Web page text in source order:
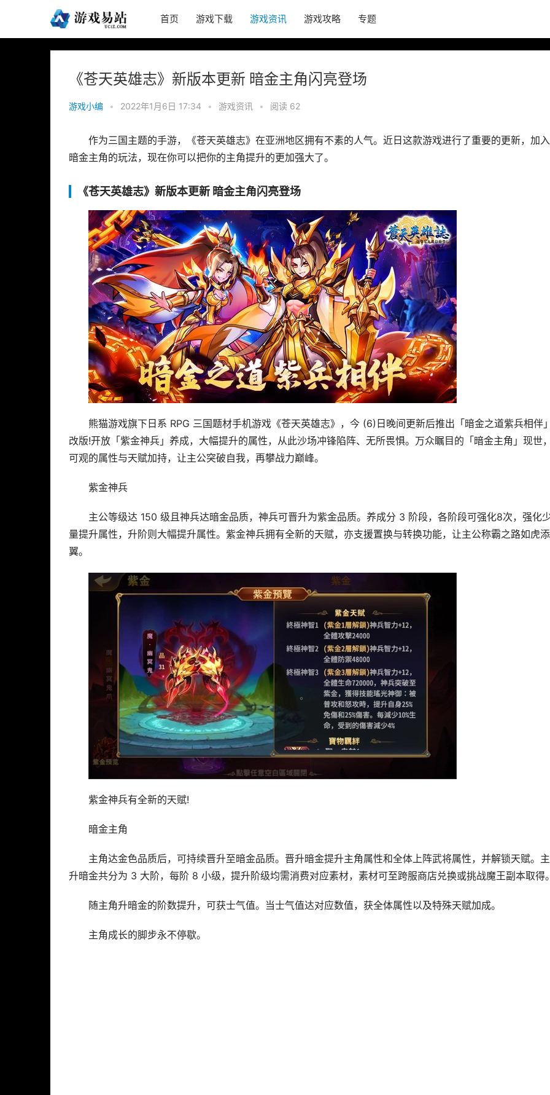
首页 游戏下载 游戏资讯 游戏攻略 专题
《苍天英雄志》新版本更新 暗金主角闪亮登场
游戏小编 • 2022年1月6日 17:34 • 游戏资讯 • 阅读 62
作为三国主题的手游，《苍天英雄志》在亚洲地区拥有不素的人气。近日这款游戏进行了重要的更新，加
暗金主角的玩法，现在你可以把你的主角提升的更加强大了。
《苍天英雄志》新版本更新 暗金主角闪亮登场
熊猫游戏旗下日系 RPG 三国题材手机游戏《苍天英雄志》，今 (6)日晚间更新后推出「暗金之道紫兵相伴
改版!开放「紫金神兵」养成，大幅提升的属性，从此沙场冲锋陷阵、无所畏惧。万众瞩目的「暗金主角」现世
可观的属性与天赋加持，让主公突破自我，再攀战力巅峰。
紫金神兵
主公等级达 150 级且神兵达暗金品质，神兵可晋升为紫金品质。养成分 3 阶段，各阶段可强化8次，强化
量提升属性，升阶则大幅提升属性。紫金神兵拥有全新的天赋，亦支援置换与转换功能，让主公称霸之路如虎添
翼。
紫金神兵有全新的天赋!
暗金主角
主角达金色品质后，可持续晋升至暗金品质。晋升暗金提升主角属性和全体上阵武将属性，并解锁天赋。
升暗金共分为 3 大阶，每阶 8 小级，提升阶级均需消费对应素材，素材可至跨服商店兑换或挑战魔王副本取得
随主角升暗金的阶数提升，可获士气值。当士气值达对应数值，获全体属性以及特殊天赋加成。
主角成长的脚步永不停歇。